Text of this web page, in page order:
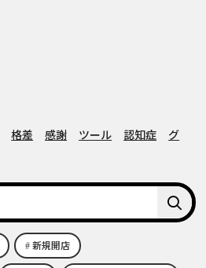
格差 感謝 ツール 認知症
グ
新規開店